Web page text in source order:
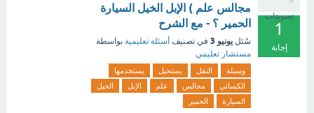
تصويتات
1
إجابة
مجالس علم ) الإبل الخيل السيارة
الحمير ؟ - مع الشرح
سُئل يونيو 3 في تصنيف أسئلة تعليمية بواسطة
مستشار تعليمي
وسيلة النقل يستحيل
يستخدمها
الكسائي
مجالس علم الإبل
الخيل
السيارة
الحمير